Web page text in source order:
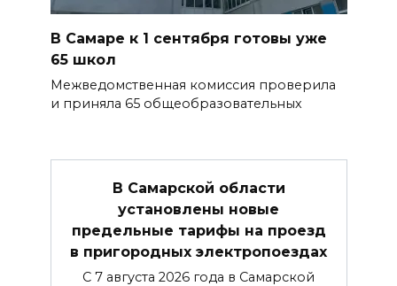
В Самаре к 1 сентября готовы уже
65 школ
Межведомственная комиссия проверила
и приняла 65 общеобразовательных
В Самарской области
установлены новые
предельные тарифы на проезд
в пригородных электропоездах
С 7 августа 2026 года в Самарской